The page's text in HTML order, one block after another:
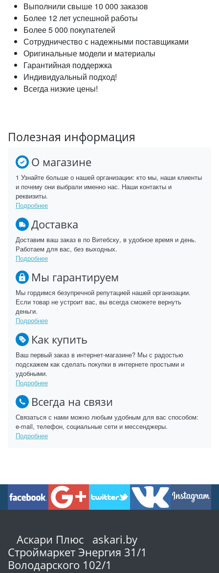
Выполнили свыше 10 000 заказов
Более 12 лет успешной работы
Более 5 000 покупателей
Сотрудничество с надежными поставщиками
Оригинальные модели и материалы
Гарантийная поддержка
Индивидуальный подход!
Всегда низкие цены!
Полезная информация
О магазине
1 Узнайте больше о нашей организации: кто мы, наши клиенты
и почему они выбрали именно нас. Наши контакты и
реквизиты.
Подробнее
Доставка
Доставим ваш заказ в по Витебску, в удобное время и день.
Работаем для вас, без выходных.
Подробнее
Мы гарантируем
Мы гордимся безупречной репутацией нашей организации.
Если товар не устроит вас, вы всегда сможете вернуть
деньги.
Подробнее
Как купить
Ваш первый заказ в интернет-магазине? Мы с радостью
подскажем как сделать покупки в интернете простыми и
удобными.
Подробнее
Всегда на связи
Связаться с нами можно любым удобным для вас способом:
e-mail, телефон, социальные сети и мессенджеры.
Подробнее
Аскари Плюс askari.by
Строймаркет Энергия 31/1
Володарского 102/1